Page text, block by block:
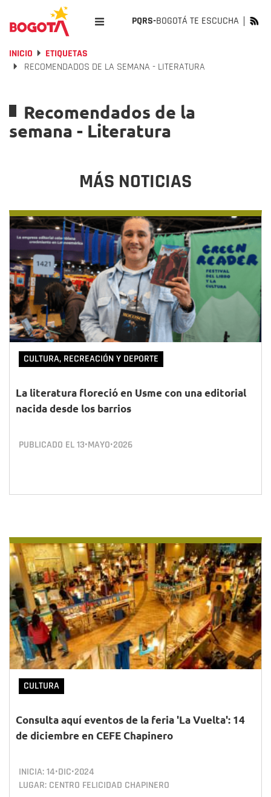
PQRS-BOGOTÁ TE ESCUCHA
INICIO
ETIQUETAS
RECOMENDADOS DE LA SEMANA - LITERATURA
Recomendados de la
semana - Literatura
MÁS NOTICIAS
CULTURA, RECREACIÓN Y DEPORTE
La literatura floreció en Usme con una editorial
nacida desde los barrios
PUBLICADO EL13•MAYO•2026
CULTURA
Consulta aquí eventos de la feria 'La Vuelta': 14
de diciembre en CEFE Chapinero
INICIA:14•DIC•2024
LUGAR: CENTRO FELICIDAD CHAPINERO